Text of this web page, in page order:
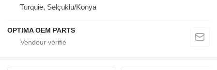
Turquie, Selçuklu/Konya
OPTIMA OEM PARTS